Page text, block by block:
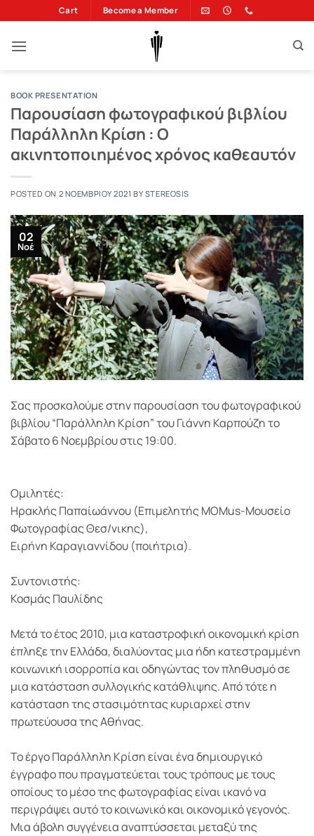
στο
περιεχόμενο
Cart Become a Member
BOOK PRESENTATION
Παρουσίαση φωτογραφικού βιβλίου
Παράλληλη Κρίση : Ο
ακινητοποιημένος χρόνος καθεαυτόν
POSTED ON 2 ΝΟΕΜΒΡΊΟΥ 2021 BY STEREOSIS
02
Νοέ
Σας προσκαλούμε στην παρουσίαση του φωτογραφικού
βιβλίου “Παράλληλη Κρίση” του Γιάννη Καρπούζη το
Σάβατο 6 Νοεμβρίου στις 19:00.
Ομιλητές:
Ηρακλής Παπαίωάννου (Επιμελητής MOMus-Μουσείο
Φωτογραφίας Θεσ/νικης),
Ειρήνη Καραγιαννίδου (ποιήτρια).
Συντονιστής:
Κοσμάς Παυλίδης
Μετά το έτος 2010, μια καταστροφική οικονομική κρίση
έπληξε την Ελλάδα, διαλύοντας μια ήδη κατεστραμμένη
κοινωνική ισορροπία και οδηγώντας τον πληθυσμό σε
μια κατάσταση συλλογικής κατάθλιψης. Από τότε η
κατάσταση της στασιμότητας κυριαρχεί στην
πρωτεύουσα της Αθήνας.
Το έργο Παράλληλη Κρίση είναι ένα δημιουργικό
έγγραφο που πραγματεύεται τους τρόπους με τους
οποίους το μέσο της φωτογραφίας είναι ικανό να
περιγράψει αυτό το κοινωνικό και οικονομικό γεγονός.
Μια άβολη συγγένεια αναπτύσσεται μεταξύ της